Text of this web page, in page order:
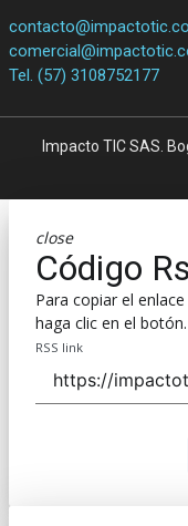
contacto@impactotic.co
Tel. (57) 3108752177
Impacto TIC SAS.
close
Código
Para copiar el
haga clic en el botón.
RSS link